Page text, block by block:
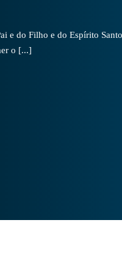
e do Filho e do Espírito
o [...]